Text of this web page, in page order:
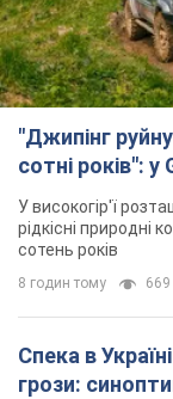
"Джипінг
сотні років":
У високогір'ї
рідкісні природні
сотень років
8 годин тому 669
Спека в
грози: